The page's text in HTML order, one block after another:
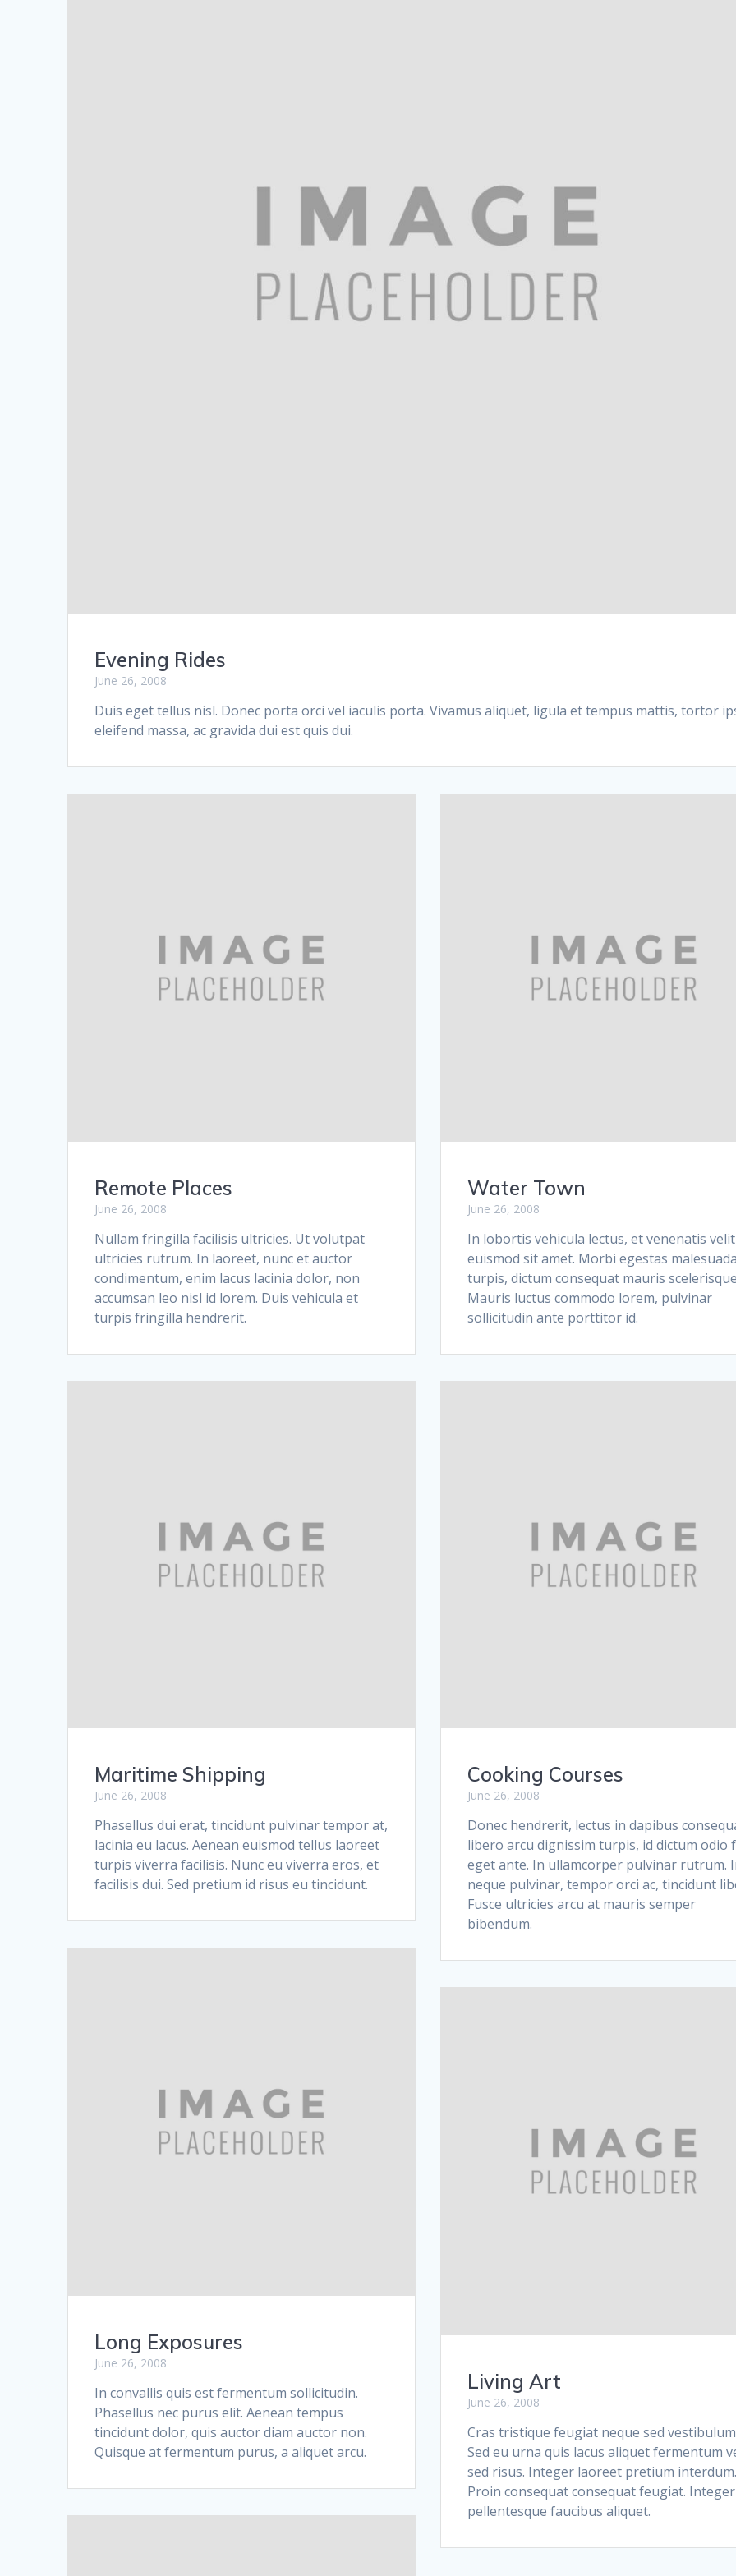
Evening Rides
June 26, 2008
Duis eget tellus nisl. Donec porta orci vel iaculis porta. Vivamus aliquet, ligula et tempus mattis, tortor
eleifend massa, ac gravida dui est quis dui.
Remote Places
June 26, 2008
Nullam fringilla facilisis ultricies. Ut volutpat
ultricies rutrum. In laoreet, nunc et auctor
condimentum, enim lacus lacinia dolor, non
accumsan leo nisl id lorem. Duis vehicula et
turpis fringilla hendrerit.
Water Town
June 26, 2008
In lobortis vehicula lectus, et venenatis velit
euismod sit amet. Morbi egestas
turpis, dictum consequat mauris
Mauris luctus commodo lorem, pulvinar
sollicitudin ante porttitor id.
Maritime Shipping
June 26, 2008
Phasellus dui erat, tincidunt pulvinar tempor at,
lacinia eu lacus. Aenean euismod tellus laoreet
turpis viverra facilisis. Nunc eu viverra eros, et
facilisis dui. Sed pretium id risus eu tincidunt.
Cooking Courses
June 26, 2008
Donec hendrerit, lectus in dapibus
libero arcu dignissim turpis, id dictum odio
eget ante. In ullamcorper pulvinar rutrum.
neque pulvinar, tempor orci ac, tincidunt
Fusce ultricies arcu at mauris semper
bibendum.
Long Exposures
June 26, 2008
In convallis quis est fermentum sollicitudin.
Phasellus nec purus elit. Aenean tempus
tincidunt dolor, quis auctor diam auctor non.
Quisque at fermentum purus, a aliquet arcu.
Living Art
June 26, 2008
Cras tristique feugiat neque sed
Sed eu urna quis lacus aliquet fermentum
sed risus. Integer laoreet pretium interdum.
Proin consequat consequat feugiat. Integer
pellentesque faucibus aliquet.